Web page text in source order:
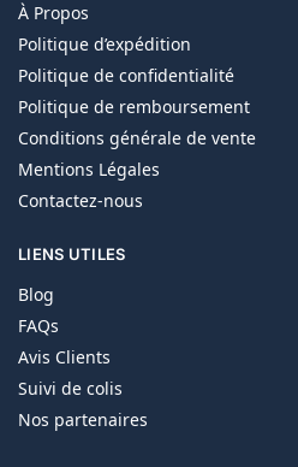
À Propos
Politique d’expédition
Politique de confidentialité
Politique de remboursement
Conditions générale de vente
Mentions Légales
Contactez-nous
LIENS UTILES
Blog
FAQs
Avis Clients
Suivi de colis
Nos partenaires